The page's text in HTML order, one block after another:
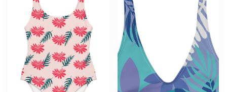
varianti.
opzioni
possono
essere
ha
più
varianti.
Le
opzioni
possono